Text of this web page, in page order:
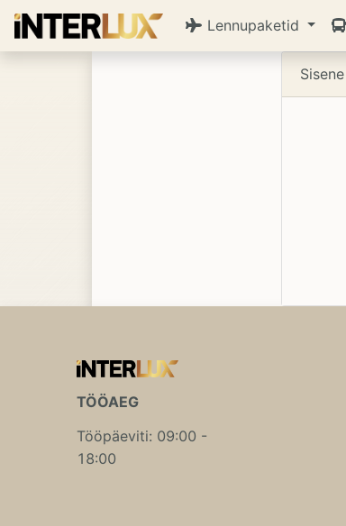
Lennupaketid
Sisene
TÖÖAEG
Tööpäeviti: 09:00 -
18:00